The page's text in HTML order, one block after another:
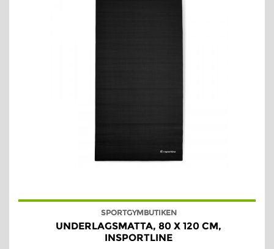
SPORTGYMBUTIKEN
UNDERLAGSMATTA, 80 X 120 CM,
INSPORTLINE